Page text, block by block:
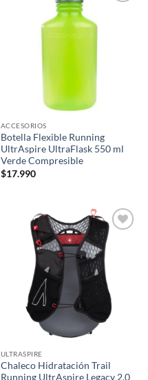
ACCESORIOS
Botella Flexible Running
UltrAspire UltraFlask 550 ml
Verde Compresible
$17.990
Add to
wishlist
ULTRASPIRE
Chaleco Hidratación Trail
Running UltrAspire Legacy 2.0